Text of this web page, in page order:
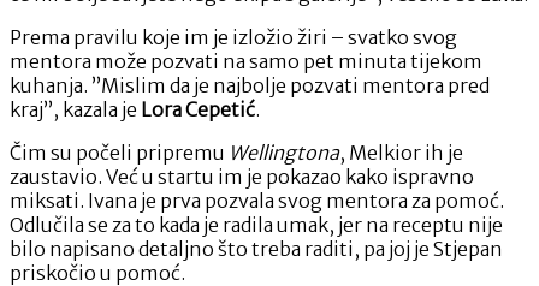
Prema pravilu koje im je izložio žiri – svatko svog
mentora može pozvati na samo pet minuta tijekom
kuhanja. ”Mislim da je najbolje pozvati mentora pred
kraj”, kazala je Lora Cepetić.
Čim su počeli pripremu Wellingtona, Melkior ih je
zaustavio. Već u startu im je pokazao kako ispravno
miksati. Ivana je prva pozvala svog mentora za pomoć.
Odlučila se za to kada je radila umak, jer na receptu nije
bilo napisano detaljno što treba raditi, pa joj je Stjepan
priskočio u pomoć.